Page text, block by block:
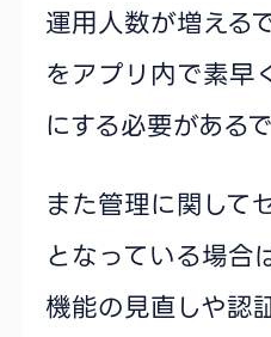
運用人数が増える
をアプリ内で素早
にする必要がある
また管理に関して
となっている場合
機能の見直しや認